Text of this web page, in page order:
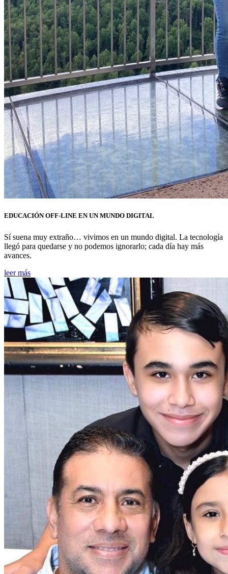
EDUCACIÓN OFF-LINE EN UN MUNDO DIGITAL
Sí suena muy extraño… vivimos en un mundo digital. La tecnología
llegó para quedarse y no podemos ignorarlo; cada día hay más
avances.
leer más